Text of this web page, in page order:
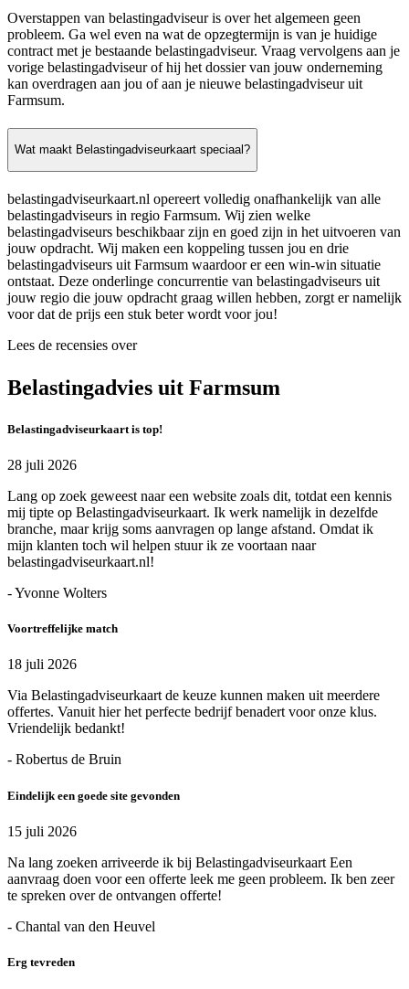
Overstappen van belastingadviseur is over het algemeen geen
probleem. Ga wel even na wat de opzegtermijn is van je huidige
contract met je bestaande belastingadviseur. Vraag vervolgens aan je
vorige belastingadviseur of hij het dossier van jouw onderneming
kan overdragen aan jou of aan je nieuwe belastingadviseur uit
Farmsum.
Wat maakt Belastingadviseurkaart speciaal?
belastingadviseurkaart.nl opereert volledig onafhankelijk van alle
belastingadviseurs in regio Farmsum. Wij zien welke
belastingadviseurs beschikbaar zijn en goed zijn in het uitvoeren van
jouw opdracht. Wij maken een koppeling tussen jou en drie
belastingadviseurs uit Farmsum waardoor er een win-win situatie
ontstaat. Deze onderlinge concurrentie van belastingadviseurs uit
jouw regio die jouw opdracht graag willen hebben, zorgt er namelijk
voor dat de prijs een stuk beter wordt voor jou!
Lees de recensies over
Belastingadvies uit Farmsum
Belastingadviseurkaart is top!
28 juli 2026
Lang op zoek geweest naar een website zoals dit, totdat een kennis
mij tipte op Belastingadviseurkaart. Ik werk namelijk in dezelfde
branche, maar krijg soms aanvragen op lange afstand. Omdat ik
mijn klanten toch wil helpen stuur ik ze voortaan naar
belastingadviseurkaart.nl!
- Yvonne Wolters
Voortreffelijke match
18 juli 2026
Via Belastingadviseurkaart de keuze kunnen maken uit meerdere
offertes. Vanuit hier het perfecte bedrijf benadert voor onze klus.
Vriendelijk bedankt!
- Robertus de Bruin
Eindelijk een goede site gevonden
15 juli 2026
Na lang zoeken arriveerde ik bij Belastingadviseurkaart Een
aanvraag doen voor een offerte leek me geen probleem. Ik ben zeer
te spreken over de ontvangen offerte!
- Chantal van den Heuvel
Erg tevreden